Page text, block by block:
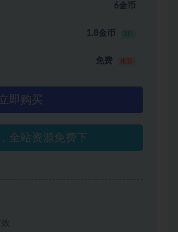
6金币
1.8金币 3折
免费
即购买
全站资源免费下
效